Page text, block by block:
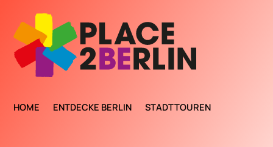
HOME ENTDECKE BERLIN STADTTOUREN